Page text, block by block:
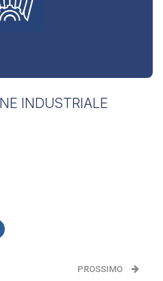
INDUSTRIALE
PROSSIMO